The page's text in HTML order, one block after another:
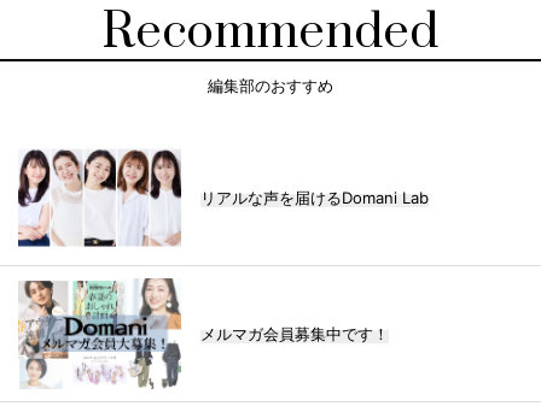
Recommended
編集部のおすすめ
リアルな声を届けるDomani Lab
メルマガ会員募集中です！